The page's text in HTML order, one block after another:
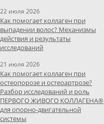
22 июля 2026
Как помогает коллаген при
выпадении волос? Механизмы
действия и результаты
исследований
21 июля 2026
Как помогает коллаген при
остеопорозе и остеоартрозе?
Разбор исследований и роль
ПЕРВОГО ЖИВОГО КОЛЛАГЕНА®
для опорно-двигательной
системы